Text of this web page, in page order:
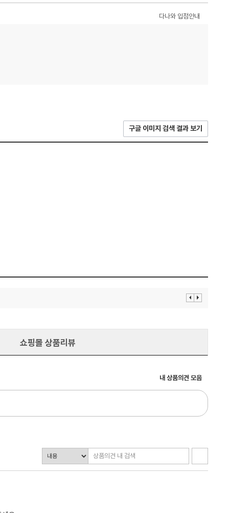
다나와 입점안내
구글 이미지 검색 결과 보기
이 다
쇼핑몰 상품리뷰
내 상품의견 모음